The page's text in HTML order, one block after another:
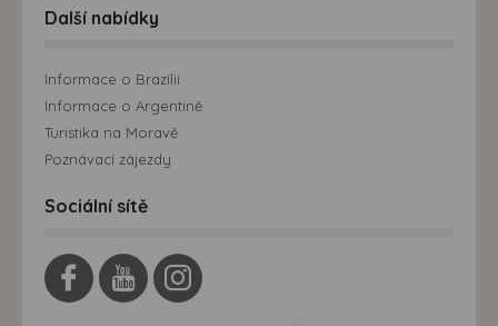
Další nabídky
Informace o Brazílii
Informace o Argentině
Turistika na Moravě
Poznávací zájezdy
Sociální sítě